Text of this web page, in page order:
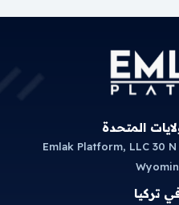
المتحدة
Emlak Platform, LLC 30
تركيا